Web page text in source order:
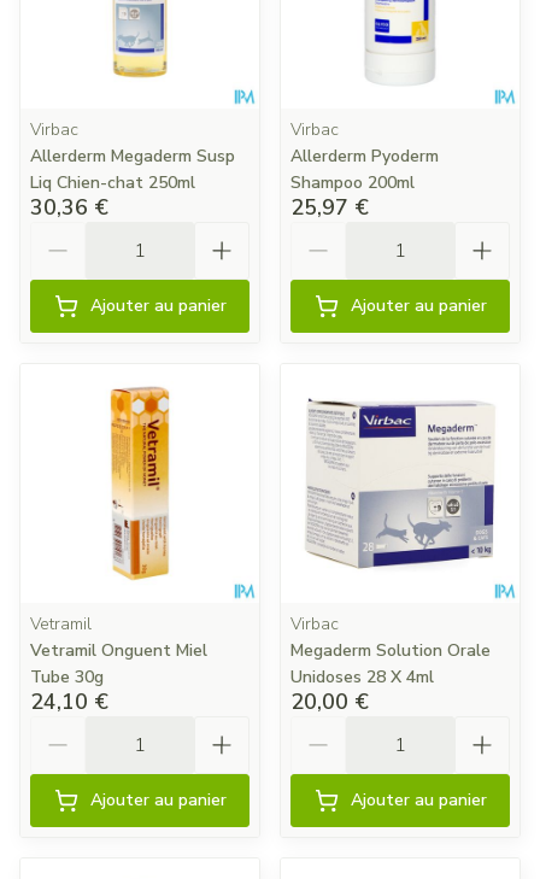
Virbac
Allerderm Megaderm Susp
Liq Chien-chat 250ml
30,36 €
Ajouter au panier
Virbac
Allerderm Pyoderm
Shampoo 200ml
25,97 €
Ajouter au panier
Vetramil
Vetramil Onguent Miel
Tube 30g
24,10 €
Ajouter au panier
Virbac
Megaderm Solution Orale
Unidoses 28 X 4ml
20,00 €
Ajouter au panier